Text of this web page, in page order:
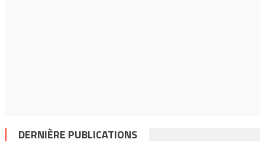
DERNIÈRE PUBLICATIONS